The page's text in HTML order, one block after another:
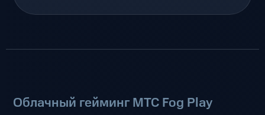
Облачный гейминг МТС Fog Play